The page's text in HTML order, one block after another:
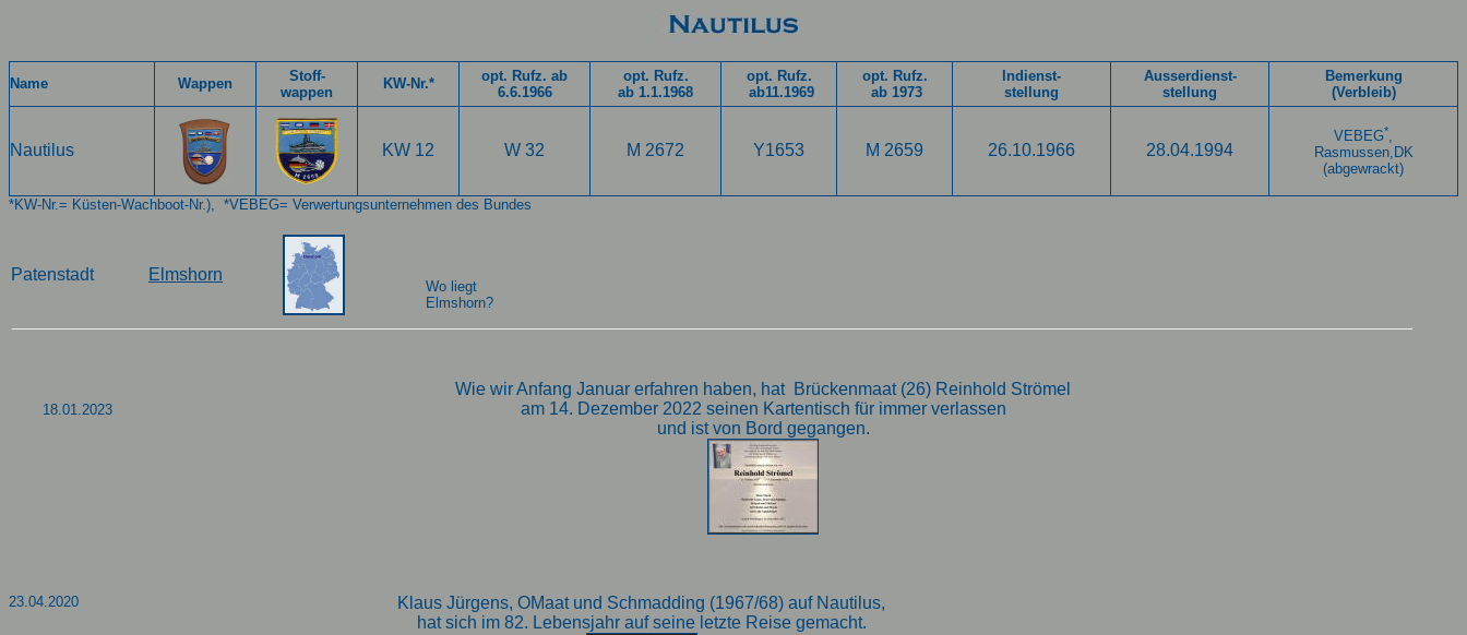
Name Wappen
Stoff-
wappen
KW-Nr.*
opt. Rufz. ab
6.6.1966
opt. Rufz.
ab 1.1.1968
opt. Rufz.
ab11.1969
opt. Rufz.
ab 1973
Indienst-
stellung
Ausserdienst-
stellung
Bemerkung
(Verbleib)
Nautilus KW 12 W 32 M 2672 Y1653 M 2659 26.10.1966 28.04.1994
VEBEG*,
Rasmussen,DK
(abgewrackt)
*KW-Nr.= Küsten-Wachboot-Nr.), *VEBEG= Verwertungsunternehmen des Bundes
Patenstadt Elmshorn
Wo liegt
Elmshorn?
18.01.2023
Wie wir Anfang Januar erfahren haben, hat Brückenmaat (26) Reinhold Strömel
am 14. Dezember 2022 seinen Kartentisch für immer verlassen
und ist von Bord gegangen.
23.04.2020
Klaus Jürgens, OMaat und Schmadding (1967/68) auf Nautilus,
hat sich im 82. Lebensjahr auf seine letzte Reise gemacht.